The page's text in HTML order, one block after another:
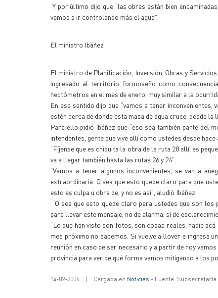
Y por último dijo que “las obras están bien
vamos a ir controlando más el agua”.
El ministro Ibáñez
El ministro de Planificación, Inversión, Obras y
ingresado al territorio formoseño como
hectómetros en el mes de enero, muy similar a la
En ese sentido dijo que “vamos a tener
estén cerca de donde esta masa de agua cruce, desde
Para ello pidió Ibáñez que “eso sea también parte del
intendentes, gente que vive allí como ustedes desde
“Fíjense que es chiquita la obra de la ruta 28 allí, es
va a llegar también hasta las rutas 26 y 24”.
“Vamos a tener algunos inconvenientes, se van a
extraordinaria. O sea que esto quede claro para que
esto es culpa u obra de, y no es así”, aludió Ibáñez.
“O sea que esto quede claro para ustedes que son
para llevar este mensaje, no de alarma, sí de
“Lo que han visto son fotos, son cosas reales, nadie
mes próximo no sabemos. Si vuelve a llover e ingresa
reunión en caso de ser necesario y a partir de hoy
provincia para ver de qué forma vamos mitigando a los
14-02-2006 | Cargada en Noticias - Fuente: